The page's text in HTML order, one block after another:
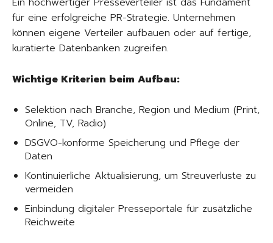
für eine erfolgreiche PR-Strategie. Unternehmen
können eigene Verteiler aufbauen oder auf fertige,
kuratierte Datenbanken zugreifen.
Wichtige Kriterien beim Aufbau:
Selektion nach Branche, Region und Medium (Print,
Online, TV, Radio)
DSGVO-konforme Speicherung und Pflege der
Daten
Kontinuierliche Aktualisierung, um Streuverluste zu
vermeiden
Einbindung digitaler Presseportale für zusätzliche
Reichweite